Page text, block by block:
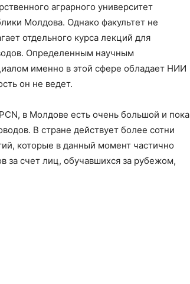
аграрного университет
Молдова. Однако факультет не
отдельного курса лекций для
Определенным научным
именно в этой сфере обладает НИИ
он не ведет.
в Молдове есть очень большой и пока
В стране действует более сотни
которые в данный момент частично
за счет лиц, обучавшихся за рубежом,